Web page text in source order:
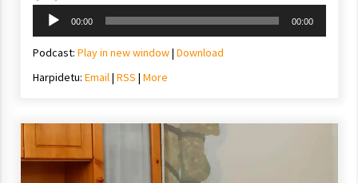
2021/07/22
2021/07/16
Soinu
erreproduzigailua
00:00 00:00
Podcast: Play in new window| Download
Harpidetu: Email| RSS | More